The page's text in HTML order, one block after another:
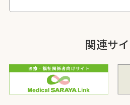
関連サ